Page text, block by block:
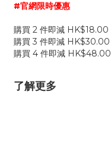
#官網限時優惠
購買 2 件即減 HK$18.00
購買 3 件即減 HK$30.00
購買 4 件即減 HK$48.00
了解更多